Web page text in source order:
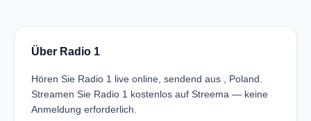
Über Radio 1
Hören Sie Radio 1 live online, sendend aus , Poland.
Streamen Sie Radio 1 kostenlos auf Streema — keine
Anmeldung erforderlich.